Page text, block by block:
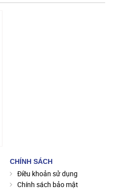
CHÍNH SÁCH
Điều khoản sử dụng
Chính sách bảo mật